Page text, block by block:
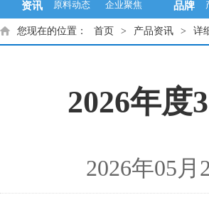
资讯
原料动态
企业聚焦 品牌
您现在的位置： 首页 > 产品资讯 > 详
2026年度
2026年05